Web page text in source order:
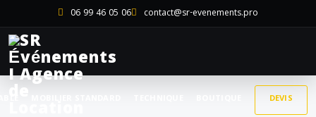
06 99 46 05 06 contact@sr-evenements.pro
DEVIS